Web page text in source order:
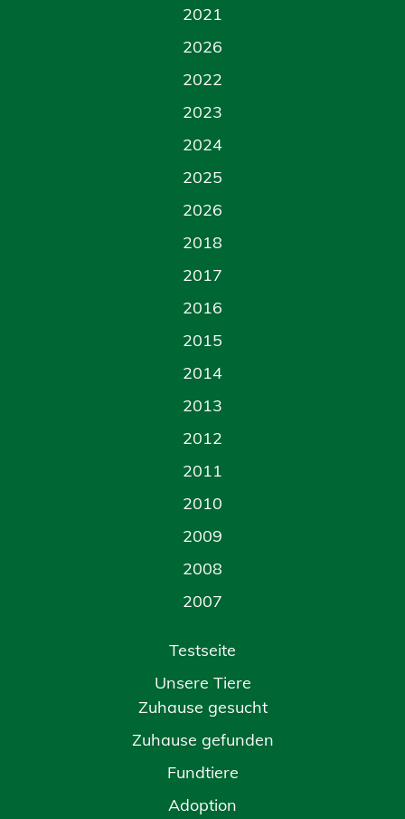
2021
2026
2022
2023
2024
2025
2026
2018
2017
2016
2015
2014
2013
2012
2011
2010
2009
2008
2007
Testseite
Unsere Tiere
Zuhause gesucht
Zuhause gefunden
Fundtiere
Adoption